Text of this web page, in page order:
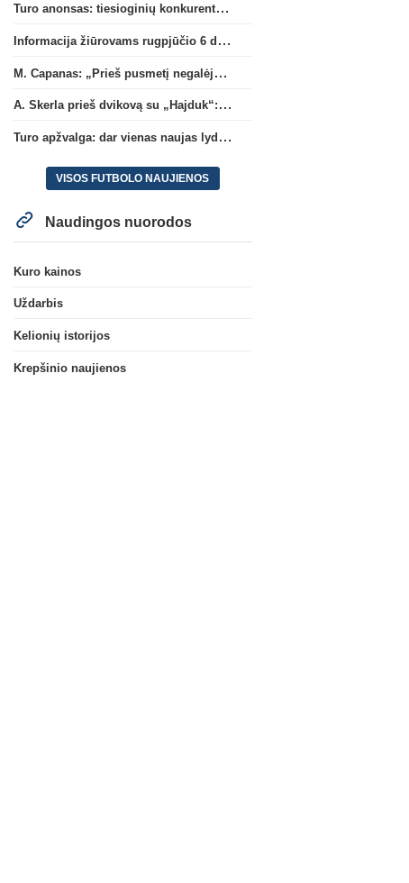
Turo anonsas: tiesioginių konkurentų dvikova Gargžduose
Informacija žiūrovams rugpjūčio 6 d. UEFA rungtynėms
M. Capanas: „Prieš pusmetį negalėjau net įsivaizduoti, kad žaisime prieš „Hajduk“
A. Skerla prieš dvikovą su „Hajduk“: „Tai kito kalibro komanda“
Turo apžvalga: dar vienas naujas lyderis
VISOS FUTBOLO NAUJIENOS
Naudingos nuorodos
Kuro kainos
Uždarbis
Kelionių istorijos
Krepšinio naujienos